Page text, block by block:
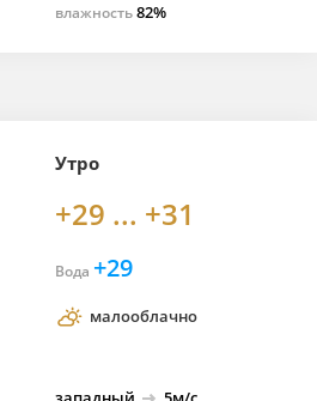
влажность82%
Утро
+29 ... +31
Вода +29
малооблачно